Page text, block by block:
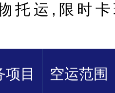
托运,限时
项目 空运范围